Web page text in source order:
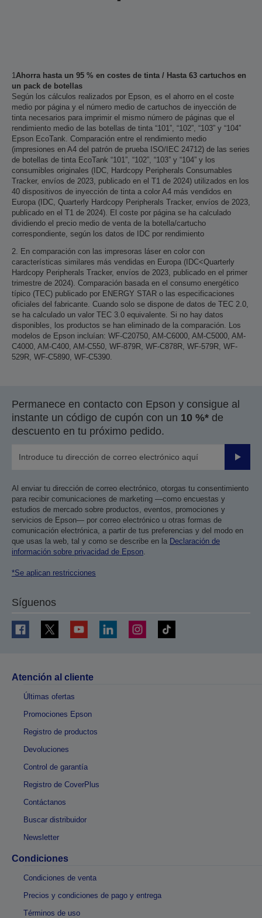
1Ahorra hasta un 95 % en costes de tinta / Hasta 63 cartuchos en
un pack de botellas
Según los cálculos realizados por Epson, es el ahorro en el coste
medio por página y el número medio de cartuchos de inyección de
tinta necesarios para imprimir el mismo número de páginas que el
rendimiento medio de las botellas de tinta “101”, “102”, “103” y “104”
Epson EcoTank. Comparación entre el rendimiento medio
(impresiones en A4 del patrón de prueba ISO/IEC 24712) de las series
de botellas de tinta EcoTank “101”, “102”, “103” y “104” y los
consumibles originales (IDC, Hardcopy Peripherals Consumables
Tracker, envíos de 2023, publicado en el T1 de 2024) utilizados en los
40 dispositivos de inyección de tinta a color A4 más vendidos en
Europa (IDC, Quarterly Hardcopy Peripherals Tracker, envíos de 2023,
publicado en el T1 de 2024). El coste por página se ha calculado
dividiendo el precio medio de venta de la botella/cartucho
correspondiente, según los datos de IDC por rendimiento
2. En comparación con las impresoras láser en color con
características similares más vendidas en Europa (IDC<Quarterly
Hardcopy Peripherals Tracker, envíos de 2023, publicado en el primer
trimestre de 2024). Comparación basada en el consumo energético
típico (TEC) publicado por ENERGY STAR o las especificaciones
oficiales del fabricante. Cuando solo se dispone de datos de TEC 2.0,
se ha calculado un valor TEC 3.0 equivalente. Si no hay datos
disponibles, los productos se han eliminado de la comparación. Los
modelos de Epson incluían: WF-C20750, AM-C6000, AM-C5000, AM-
C4000, AM-C400, AM-C550, WF-879R, WF-C878R, WF-579R, WF-
529R, WF-C5890, WF-C5390.
Permanece en contacto con Epson y consigue al
instante un código de cupón con un 10 %* de
descuento en tu próximo pedido.
Enviar
Al enviar tu dirección de correo electrónico, otorgas tu consentimiento
para recibir comunicaciones de marketing —como encuestas y
estudios de mercado sobre productos, eventos, promociones y
servicios de Epson— por correo electrónico u otras formas de
comunicación electrónica, a partir de tus preferencias y del modo en
que usas la web, tal y como se describe en la Declaración de
información sobre privacidad de Epson.
*Se aplican restricciones
Síguenos
Atención al cliente
Últimas ofertas
Promociones Epson
Registro de productos
Devoluciones
Control de garantía
Registro de CoverPlus
Contáctanos
Buscar distribuidor
Newsletter
Condiciones
Condiciones de venta
Precios y condiciones de pago y entrega
Términos de uso